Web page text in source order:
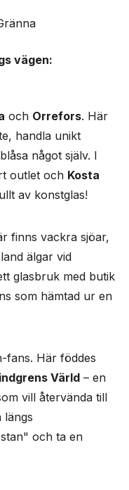
vägen:
och Orrefors. Här
handla unikt
något själv. I
outlet och Kosta
av konstglas!
finns vackra sjöar,
älgar vid
glasbruk med butik
som hämtad ur en
fans. Här föddes
Värld– en
vill återvända till
längs
och ta en